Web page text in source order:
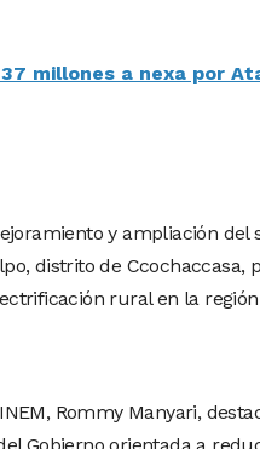
millones a nexa por
y ampliación
distrito de Ccochaccasa,
rural en la
Rommy Manyari,